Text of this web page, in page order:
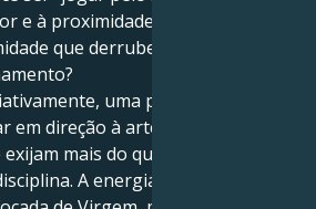
e à proximidade ou atreve-se a
que derrube as velhas
uma potência. Pode
direção à arte, ao espetáculo
mais do que capricho - que
A energia